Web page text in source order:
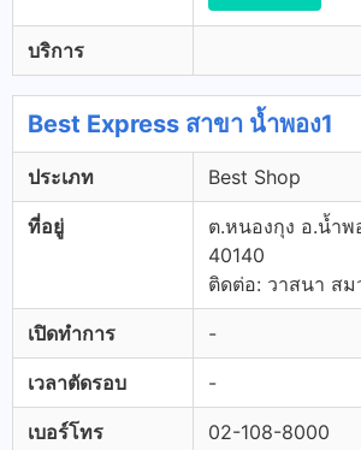
บริการ
Best Express สาขา น้ำพอง1
ประเภท Best Shop
ที่อยู่
ต.หนองกุง อ.น้ำ
40140
ติดต่อ: วาสนา สม
เปิดทำการ -
เวลาตัดรอบ -
เบอร์โทร 02-108-8000